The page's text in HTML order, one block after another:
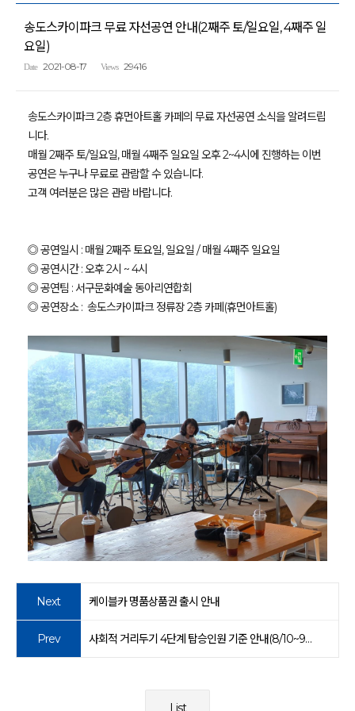
송도스카이파크 무료 자선공연 안내(2째주 토/일요일, 4째주 일
요일)
Date 2021-08-17 Views 29416
송도스카이파크 2층 휴먼아트홀 카페의 무료 자선공연 소식을 알려드립
니다.
매월 2째주 토/일요일, 매월 4째주 일요일 오후 2~4시에 진행하는 이번
공연은 누구나 무료로 관람할 수 있습니다.
고객 여러분은 많은 관람 바랍니다.
◎ 공연일시 : 매월 2째주 토요일, 일요일 / 매월 4째주 일요일
◎ 공연시간 : 오후 2시 ~ 4시
◎ 공연팀 : 서구문화예술 동아리연합회
◎ 공연장소 : 송도스카이파크 정류장 2층 카페(휴먼아트홀)
Next 케이블카 명품상품권 출시 안내
Prev 사회적 거리두기 4단계 탑승인원 기준 안내(8/10~9/5)
List